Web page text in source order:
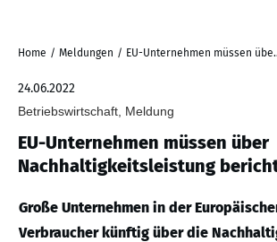
Home / Meldungen / EU-Unternehmen
24.06.2022
Betriebswirtschaft, Meldung
EU-Unternehmen müssen über
Nachhaltigkeitsleistung
Große Unternehmen in der
Verbraucher künftig über die